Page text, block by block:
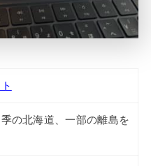
の北海道、一部の離島を